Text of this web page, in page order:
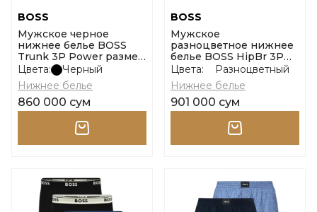
BOSS
Мужское черное
нижнее белье BOSS
Trunk 3P Power размер
m
Цвета:
Черный
Нижнее белье
860 000 сум
BOSS
Мужское
разноцветное нижнее
белье BOSS HipBr 3P
Boss One размер m
Цвета:
Разноцветный
Нижнее белье
901 000 сум